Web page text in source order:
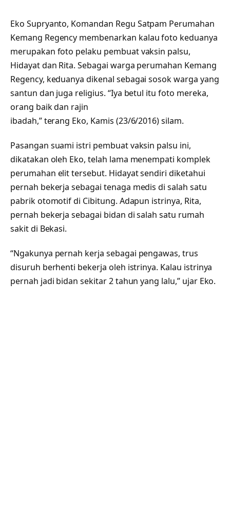
Eko Supryanto, Komandan Regu Satpam Perumahan
Kemang Regency membenarkan kalau foto keduanya
merupakan foto pelaku pembuat vaksin palsu,
Hidayat dan Rita. Sebagai warga perumahan Kemang
Regency, keduanya dikenal sebagai sosok warga yang
santun dan juga religius. “Iya betul itu foto mereka,
orang baik dan rajin
ibadah,” terang Eko, Kamis (23/6/2016) silam.
Pasangan suami istri pembuat vaksin palsu ini,
dikatakan oleh Eko, telah lama menempati komplek
perumahan elit tersebut. Hidayat sendiri diketahui
pernah bekerja sebagai tenaga medis di salah satu
pabrik otomotif di Cibitung. Adapun istrinya, Rita,
pernah bekerja sebagai bidan di salah satu rumah
sakit di Bekasi.
“Ngakunya pernah kerja sebagai pengawas, trus
disuruh berhenti bekerja oleh istrinya. Kalau istrinya
pernah jadi bidan sekitar 2 tahun yang lalu,” ujar Eko.